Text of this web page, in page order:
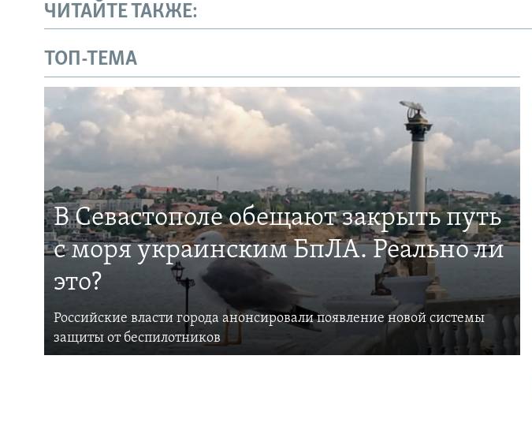
ЧИТАЙТЕ ТАКЖЕ:
ТОП-ТЕМА
В Севастополе обещают закрыть путь
с моря украинским БпЛА. Реально ли
это?
Российские власти города анонсировали появление новой системы
защиты от беспилотников